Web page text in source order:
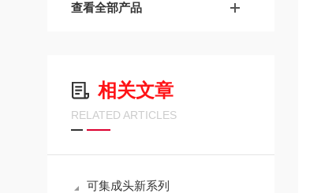
查看全部产品
相关文章
RELATED ARTICLES
可集成头新系列